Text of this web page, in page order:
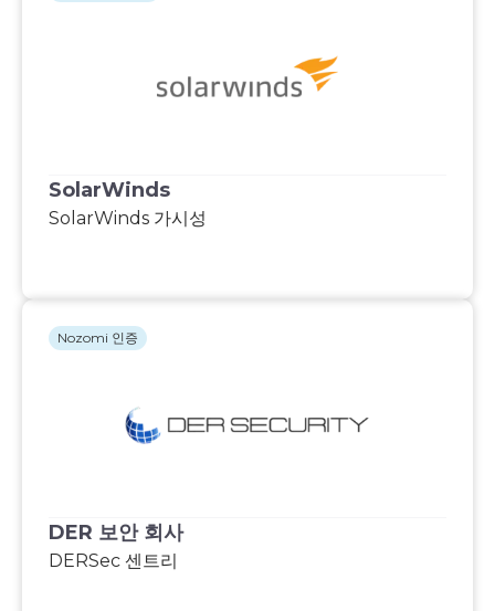
SolarWinds
SolarWinds 가시성
DER 보안 회사
DERSec 센트리
Nozomi 인증